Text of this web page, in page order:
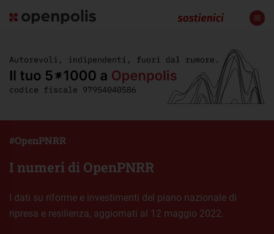
I numeri di OpenPNRR
#OpenPNRR
I dati su riforme e investimenti del piano nazionale di
ripresa e resilienza, aggiornati al 12 maggio 2022.